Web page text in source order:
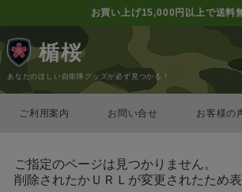
お買い上げ15,000円以上で送料
楯桜
あなたのほしい自衛隊グッズが必ず見つかる！
ご利用案内 お問い合せ お客様の
ご指定のページは見つかりません。
削除されたかＵＲＬが変更されたため表